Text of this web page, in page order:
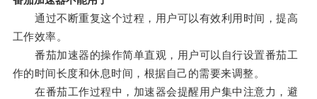
通过不断重复这个过程，用户可以有效利用时间，提高
工作效率。
番茄加速器的操作简单直观，用户可以自行设置番茄工
作的时间长度和休息时间，根据自己的需要来调整。
在番茄工作过程中，加速器会提醒用户集中注意力，避